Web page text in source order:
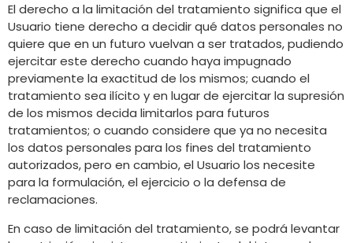
El derecho a la limitación del tratamiento significa que el
Usuario tiene derecho a decidir qué datos personales no
quiere que en un futuro vuelvan a ser tratados, pudiendo
ejercitar este derecho cuando haya impugnado
previamente la exactitud de los mismos; cuando el
tratamiento sea ilícito y en lugar de ejercitar la supresión
de los mismos decida limitarlos para futuros
tratamientos; o cuando considere que ya no necesita
los datos personales para los fines del tratamiento
autorizados, pero en cambio, el Usuario los necesite
para la formulación, el ejercicio o la defensa de
reclamaciones.
En caso de limitación del tratamiento, se podrá levantar